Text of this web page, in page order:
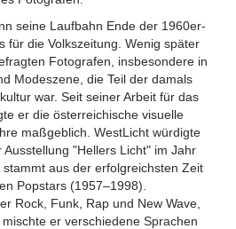
seine Laufbahn Ende der 1960er-
für die Volkszeitung. Wenig später
Fotografen, insbesondere in
Modeszene, die Teil der damals
war. Seit seiner Arbeit für das
er die österreichische visuelle
maßgeblich. WestLicht würdigte
"Hellers Licht" im Jahr
aus der erfolgreichsten Zeit
Popstars (1957–1998).
Rock, Funk, Rap und New Wave,
er verschiedene Sprachen